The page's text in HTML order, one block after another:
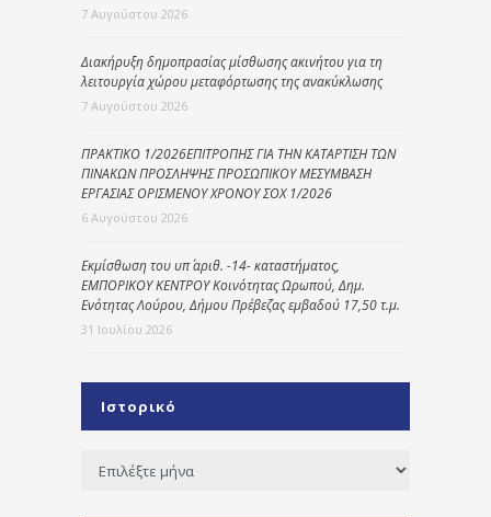
7 Αυγούστου 2026
Διακήρυξη δημοπρασίας μίσθωσης ακινήτου για τη
λειτουργία χώρου μεταφόρτωσης της ανακύκλωσης
7 Αυγούστου 2026
ΠΡΑΚΤΙΚΟ 1/2026ΕΠΙΤΡΟΠΗΣ ΓΙΑ ΤΗΝ ΚΑΤΑΡΤΙΣΗ ΤΩΝ
ΠΙΝΑΚΩΝ ΠΡΟΣΛΗΨΗΣ ΠΡΟΣΩΠΙΚΟΥ ΜΕΣΥΜΒΑΣΗ
ΕΡΓΑΣΙΑΣ ΟΡΙΣΜΕΝΟΥ ΧΡΟΝΟΥ ΣΟΧ 1/2026
6 Αυγούστου 2026
Εκμίσθωση του υπ΄ αριθ. -14- καταστήματος,
ΕΜΠΟΡΙΚΟΥ ΚΕΝΤΡΟΥ Κοινότητας Ωρωπού, Δημ.
Ενότητας Λούρου, Δήμου Πρέβεζας εμβαδού 17,50 τ.μ.
31 Ιουλίου 2026
Ιστορικό
Ιστορικό